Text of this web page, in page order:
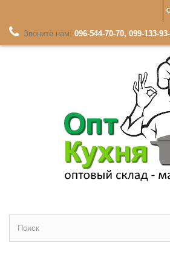
Звоните нам: 096-544-70-70, 099-133-